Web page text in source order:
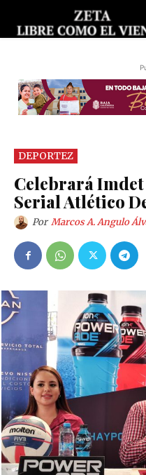
DEPORTEZ
Celebrará
Serial Atlético
Por Marcos A. Angulo